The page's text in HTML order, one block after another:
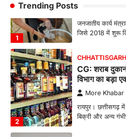
Trending Posts
1
More Khabar
जनजातीय कार्य
जिसे 2018 में शुरू
2
CHHATTISGARH
CG: शराब
विभाग का बड़ा
More Khabar
रायपुर। छत्तीसगढ़
बिक्री और अन्य